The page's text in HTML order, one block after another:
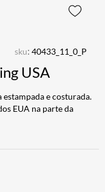
sku: 40433_11_0_P
USA
e costurada.
EUA na parte da